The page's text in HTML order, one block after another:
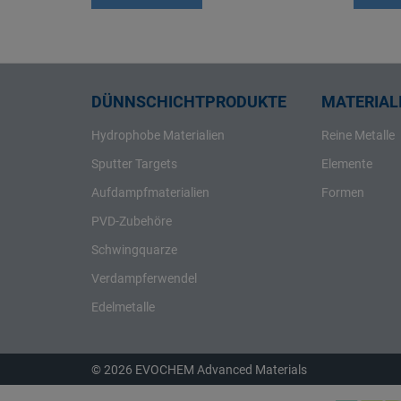
Rhenium
Rubidium
Ruthenium
Schwefel
Selen
Silber
Silicium
Strontium
Tantal
Terbium
Thallium
DÜNNSCHICHTPRODUKTE
Hydrophobe Materialien
Sputter Targets
Aufdampfmaterialien
PVD-Zubehöre
Schwingquarze
Verdampferwendel
Edelmetalle
Reine Metalle
Elemente
Formen
© 2026 EVOCHEM Advanced Materials